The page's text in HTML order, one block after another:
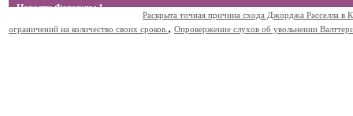
Новости Формулы 1
Раскрыта точная причина схода Джорджа Расселла в
ограничений на количество своих сроков. , Опровержение слухов об увольнении